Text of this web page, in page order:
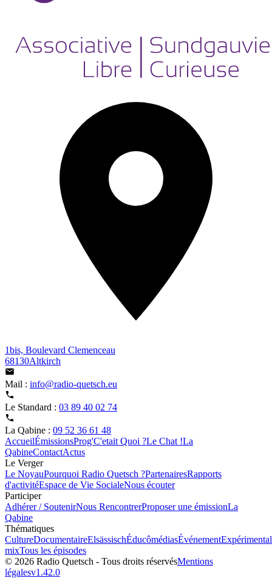
1bis, Boulevard Clemenceau
68130Altkirch
Mail : info@radio-quetsch.eu
Le Standard : 03 89 40 02 74
La Qabine : 09 52 36 61 48
AccueilÉmissionsProg'C'etait Quoi ?Le Chat !La
QabineContactActus
Le Verger
Le NoyauPourquoi Radio Quetsch ?PartenairesRapports
d'activitéEspace de Vie SocialeNous écouter
Participer
Adhérer / SoutenirNous RencontrerProposer une émissionLa
Qabine
Thématiques
CultureDocumentaireElsässischÉducômédiasÉvénementExpérimental
mixTous les épisodes
© 2026 Radio Quetsch - Tous droits réservésMentions
légalesv1.42.0